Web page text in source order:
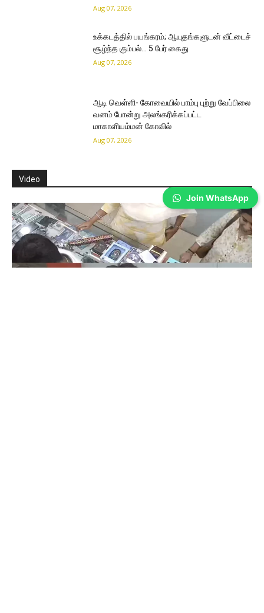
Aug 07, 2026
உக்கடத்தில் பயங்கரம்; ஆயுதங்களுடன் வீட்டைச்
சூழ்ந்த கும்பல்… 5 பேர் கைது
Aug 07, 2026
ஆடி வெள்ளி- கோவையில் பாம்பு புற்று வேப்பிலை
வனம் போன்று அலங்கரிக்கப்பட்ட
மாகாளியம்மன் கோவில்
Aug 07, 2026
Video
Join WhatsApp